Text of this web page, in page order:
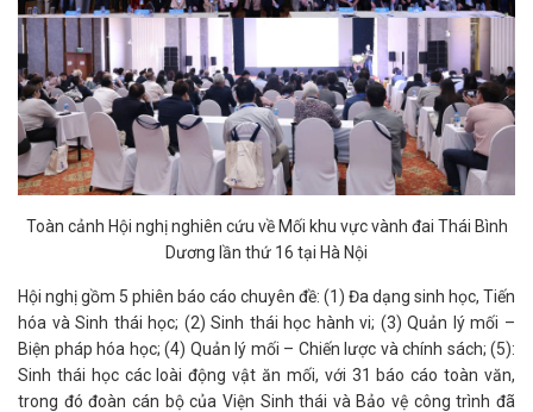
Toàn cảnh Hội nghị nghiên cứu về Mối khu vực vành đai Thái Bình
Dương lần thứ 16 tại Hà Nội
Hội nghị gồm 5 phiên báo cáo chuyên đề: (1) Đa dạng sinh học, Tiến
hóa và Sinh thái học; (2) Sinh thái học hành vi; (3) Quản lý mối –
Biện pháp hóa học; (4) Quản lý mối – Chiến lược và chính sách; (5):
Sinh thái học các loài động vật ăn mối, với 31 báo cáo toàn văn,
trong đó đoàn cán bộ của Viện Sinh thái và Bảo vệ công trình đã